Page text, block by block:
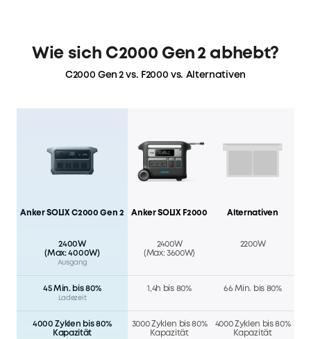
Wie sich C2000 Gen 2 abhebt?
C2000 Gen 2 vs. F2000 vs. Alternativen
Anker SOLIX C2000 Gen 2 Anker SOLIX F2000 Alternativen
2400W
(Max: 4000W)
Ausgang
2400W
(Max: 3600W)
2200W
45 Min. bis 80%
Ladezeit
1,4h bis 80% 66 Min. bis 80%
4000 Zyklen bis 80%
Kapazität
3000 Zyklen bis 80%
Kapazität
4000 Zyklen bis 80%
Kapazität